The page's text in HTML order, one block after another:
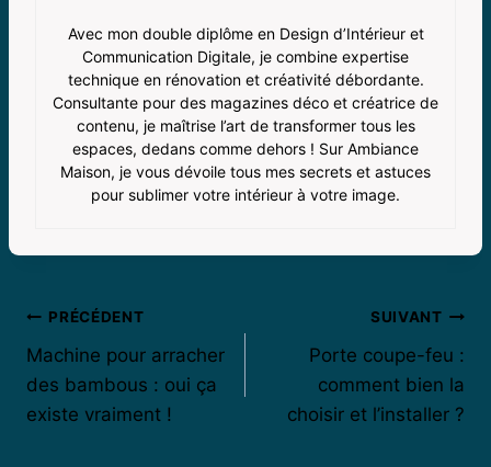
Avec mon double diplôme en Design d’Intérieur et
Communication Digitale, je combine expertise
technique en rénovation et créativité débordante.
Consultante pour des magazines déco et créatrice de
contenu, je maîtrise l’art de transformer tous les
espaces, dedans comme dehors ! Sur Ambiance
Maison, je vous dévoile tous mes secrets et astuces
pour sublimer votre intérieur à votre image.
Navigation
de
l’article
PRÉCÉDENT
Machine pour arracher
des bambous : oui ça
existe vraiment !
SUIVANT
Porte coupe-feu :
comment bien la
choisir et l’installer ?